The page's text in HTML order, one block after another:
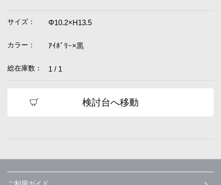
サイズ： Φ10.2×H13.5
カラー： ｱｲﾎﾞﾘｰ×黒
総在庫数： 1 / 1
検討台へ移動